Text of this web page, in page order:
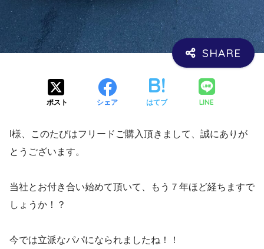
ポスト シェア はてブ LINE
I様、このたびはフリードご購入頂きまして、誠にありが
とうございます。
当社とお付き合い始めて頂いて、もう７年ほど経ちますで
しょうか！？
今では立派なパパになられましたね！！